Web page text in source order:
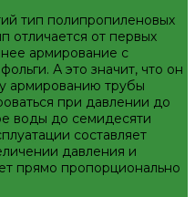
и водоснабжения
ПП РосТурПласт
(Чехия)
(Россия)
тип полипропиленовых
отличается от первых
армирование с
А это значит, что он
армированию трубы
при давлении до
воды до семидесяти
составляет
давления и
прямо пропорционально